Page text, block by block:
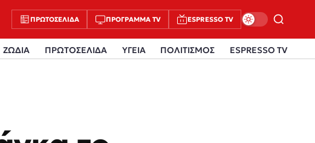
ΠΡΩΤΟΣΈΛΙΔΑ ΠΡΌΓΡΑΜΜΑ TV ESPRESSO TV
ΖΩΔΙΑ ΠΡΩΤΟΣΕΛΙΔΑ ΥΓΕΙΑ ΠΟΛΙΤΙΣΜΟΣ ESPRESSO TV